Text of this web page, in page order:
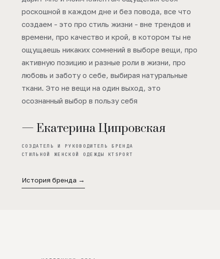
роскошной в каждом дне и без повода, все что
создаем - это про стиль жизни - вне трендов и
времени, про качество и крой, в котором ты не
ощущаешь никаких сомнений в выборе вещи, про
активную позицию и разные роли в жизни, про
любовь и заботу о себе, выбирая натуральные
ткани. Это не вещи на один выход, это
осознанный выбор в пользу себя
— Екатерина Ципровская
СОЗДАТЕЛЬ И РУКОВОДИТЕЛЬ БРЕНДА
СТИЛЬНОЙ ЖЕНСКОЙ ОДЕЖДЫ KTSPORT
История бренда →